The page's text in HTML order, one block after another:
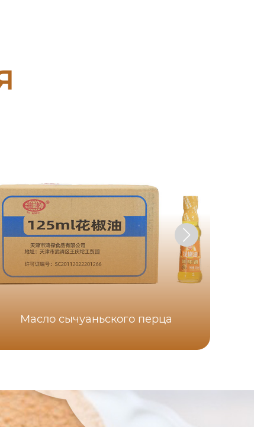
Масло сычуаньского перца